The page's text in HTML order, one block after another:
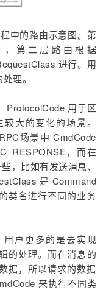
中的路由示意图。第
，第二层路由根据
进行。用
理。
ProtocolCode 用于区
大的变化的场景。
场景中 CmdCode
，而在
，比如有发送消息、
是 Command
类名进行不同的业务
户更多的是去实现
的处理。而在消息的
据，所以请求的数据
来执行不同类